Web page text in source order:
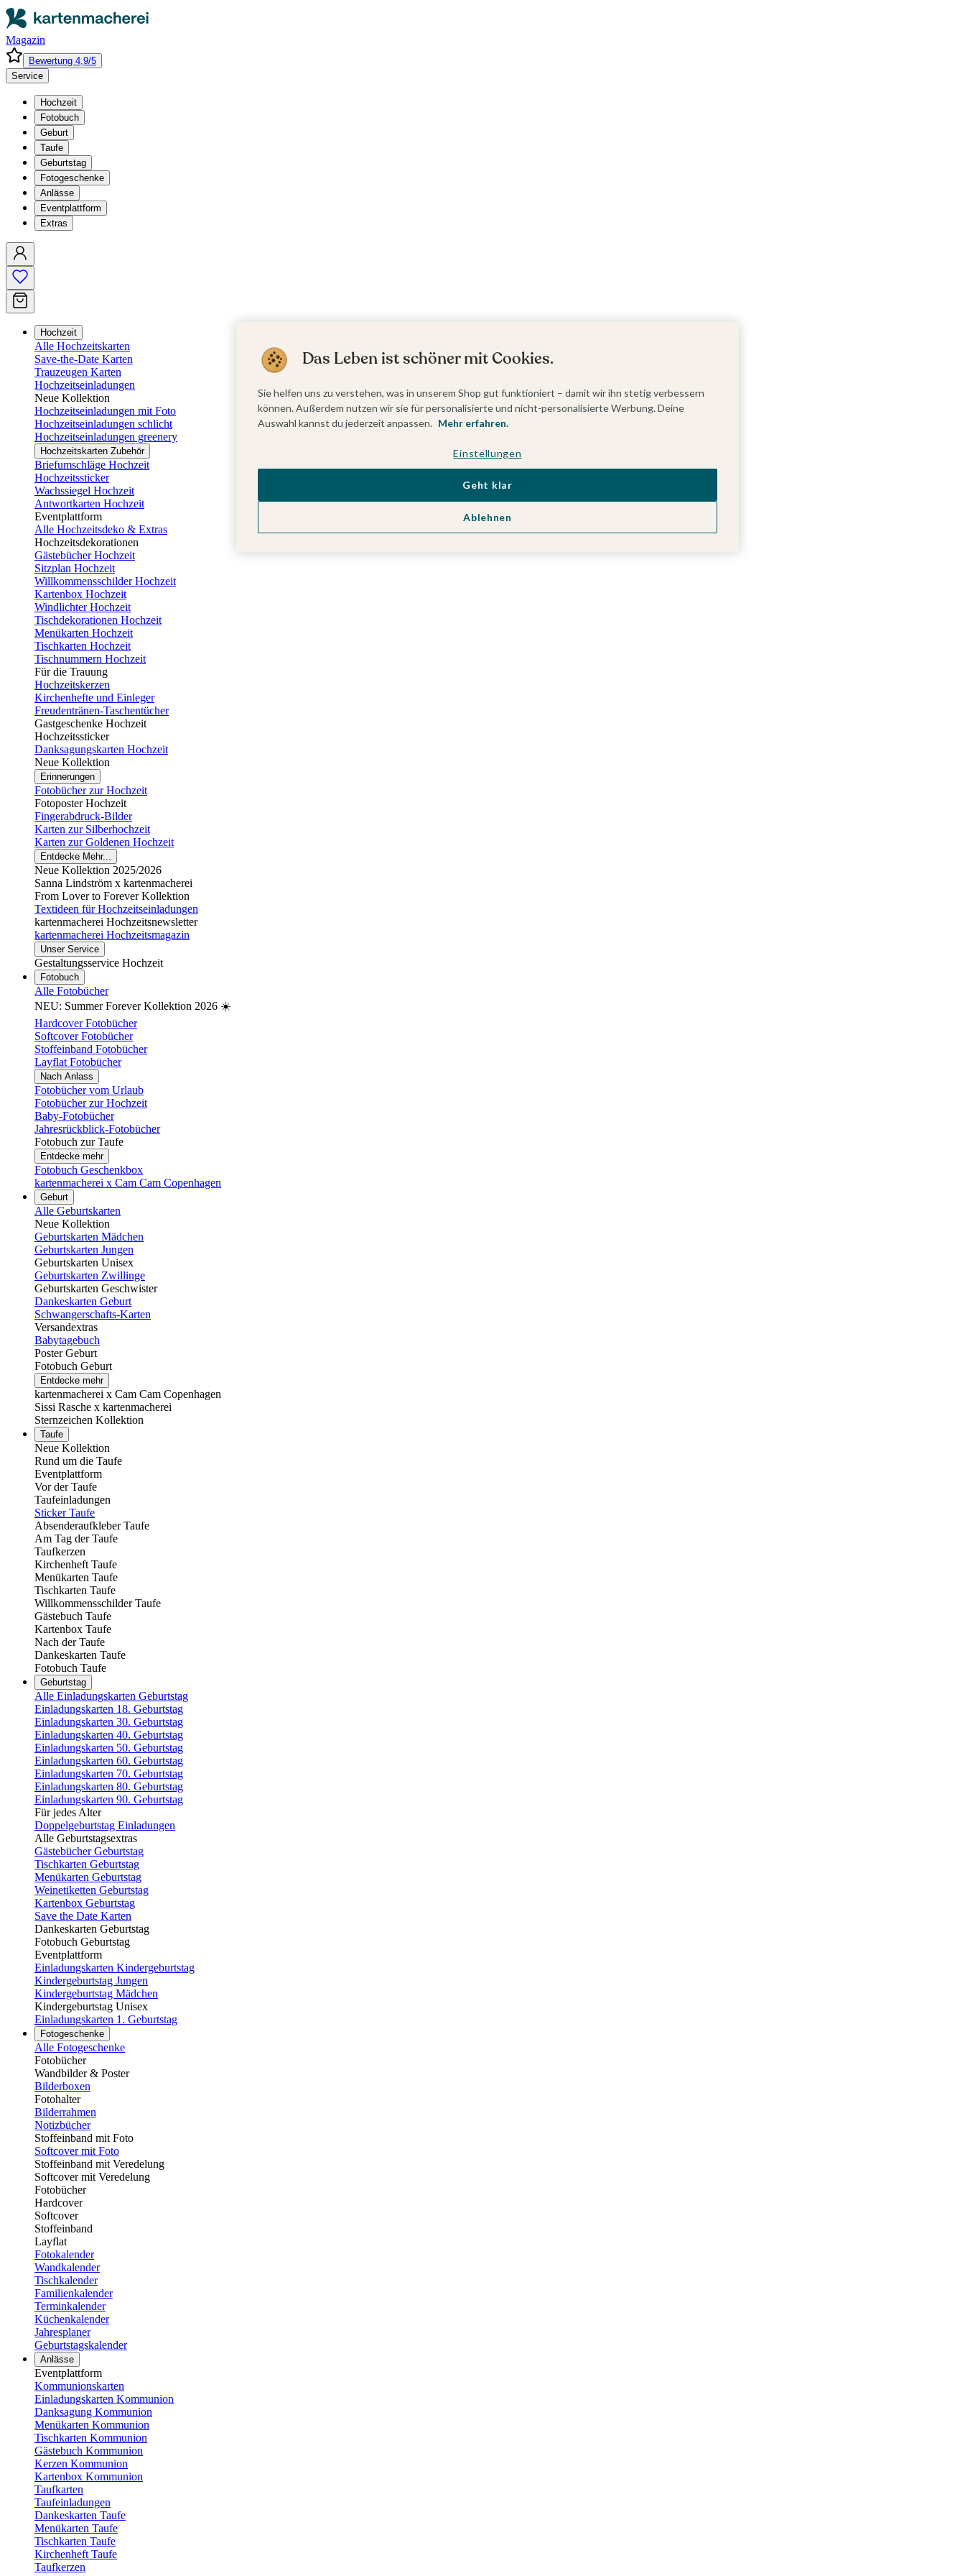
Magazin
Bewertung 4,9/5
Service
Hochzeit
Fotobuch
Geburt
Taufe
Geburtstag
Fotogeschenke
Anlässe
Eventplattform
Extras
Hochzeit
Alle Hochzeitskarten
Save-the-Date Karten
Trauzeugen Karten
Hochzeitseinladungen
Neue Kollektion
Hochzeitseinladungen mit Foto
Hochzeitseinladungen schlicht
Hochzeitseinladungen greenery
Hochzeitskarten Zubehör
Briefumschläge Hochzeit
Hochzeitssticker
Wachssiegel Hochzeit
Antwortkarten Hochzeit
Eventplattform
Alle Hochzeitsdeko & Extras
Hochzeitsdekorationen
Gästebücher Hochzeit
Sitzplan Hochzeit
Willkommensschilder Hochzeit
Kartenbox Hochzeit
Windlichter Hochzeit
Tischdekorationen Hochzeit
Menükarten Hochzeit
Tischkarten Hochzeit
Tischnummern Hochzeit
Für die Trauung
Hochzeitskerzen
Kirchenhefte und Einleger
Freudentränen-Taschentücher
Gastgeschenke Hochzeit
Hochzeitssticker
Danksagungskarten Hochzeit
Neue Kollektion
Erinnerungen
Fotobücher zur Hochzeit
Fotoposter Hochzeit
Fingerabdruck-Bilder
Karten zur Silberhochzeit
Karten zur Goldenen Hochzeit
Entdecke Mehr...
Neue Kollektion 2025/2026
Sanna Lindström x kartenmacherei
From Lover to Forever Kollektion
Textideen für Hochzeitseinladungen
kartenmacherei Hochzeitsnewsletter
kartenmacherei Hochzeitsmagazin
Unser Service
Gestaltungsservice Hochzeit
Fotobuch
Alle Fotobücher
NEU: Summer Forever Kollektion 2026 ☀️
Hardcover Fotobücher
Softcover Fotobücher
Stoffeinband Fotobücher
Layflat Fotobücher
Nach Anlass
Fotobücher vom Urlaub
Fotobücher zur Hochzeit
Baby-Fotobücher
Jahresrückblick-Fotobücher
Fotobuch zur Taufe
Entdecke mehr
Fotobuch Geschenkbox
kartenmacherei x Cam Cam Copenhagen
Geburt
Alle Geburtskarten
Neue Kollektion
Geburtskarten Mädchen
Geburtskarten Jungen
Geburtskarten Unisex
Geburtskarten Zwillinge
Geburtskarten Geschwister
Dankeskarten Geburt
Schwangerschafts-Karten
Versandextras
Babytagebuch
Poster Geburt
Fotobuch Geburt
Entdecke mehr
kartenmacherei x Cam Cam Copenhagen
Sissi Rasche x kartenmacherei
Sternzeichen Kollektion
Taufe
Neue Kollektion
Rund um die Taufe
Eventplattform
Vor der Taufe
Taufeinladungen
Sticker Taufe
Absenderaufkleber Taufe
Am Tag der Taufe
Taufkerzen
Kirchenheft Taufe
Menükarten Taufe
Tischkarten Taufe
Willkommensschilder Taufe
Gästebuch Taufe
Kartenbox Taufe
Nach der Taufe
Dankeskarten Taufe
Fotobuch Taufe
Geburtstag
Alle Einladungskarten Geburtstag
Einladungskarten 18. Geburtstag
Einladungskarten 30. Geburtstag
Einladungskarten 40. Geburtstag
Einladungskarten 50. Geburtstag
Einladungskarten 60. Geburtstag
Einladungskarten 70. Geburtstag
Einladungskarten 80. Geburtstag
Einladungskarten 90. Geburtstag
Für jedes Alter
Doppelgeburtstag Einladungen
Alle Geburtstagsextras
Gästebücher Geburtstag
Tischkarten Geburtstag
Menükarten Geburtstag
Weinetiketten Geburtstag
Kartenbox Geburtstag
Save the Date Karten
Dankeskarten Geburtstag
Fotobuch Geburtstag
Eventplattform
Einladungskarten Kindergeburtstag
Kindergeburtstag Jungen
Kindergeburtstag Mädchen
Kindergeburtstag Unisex
Einladungskarten 1. Geburtstag
Fotogeschenke
Alle Fotogeschenke
Fotobücher
Wandbilder & Poster
Bilderboxen
Fotohalter
Bilderrahmen
Notizbücher
Stoffeinband mit Foto
Softcover mit Foto
Stoffeinband mit Veredelung
Softcover mit Veredelung
Fotobücher
Hardcover
Softcover
Stoffeinband
Layflat
Fotokalender
Wandkalender
Tischkalender
Familienkalender
Terminkalender
Küchenkalender
Jahresplaner
Geburtstagskalender
Anlässe
Eventplattform
Kommunionskarten
Einladungskarten Kommunion
Danksagung Kommunion
Menükarten Kommunion
Tischkarten Kommunion
Gästebuch Kommunion
Kerzen Kommunion
Kartenbox Kommunion
Taufkarten
Taufeinladungen
Dankeskarten Taufe
Menükarten Taufe
Tischkarten Taufe
Kirchenheft Taufe
Taufkerzen
Das Leben ist schöner mit Cookies.
Sie helfen uns zu verstehen, was in unserem Shop gut funktioniert – damit wir ihn stetig verbessern
können. Außerdem nutzen wir sie für personalisierte und nicht-personalisierte Werbung. Deine
Auswahl kannst du jederzeit anpassen. Mehr erfahren.
Einstellungen
Ablehnen
Geht klar